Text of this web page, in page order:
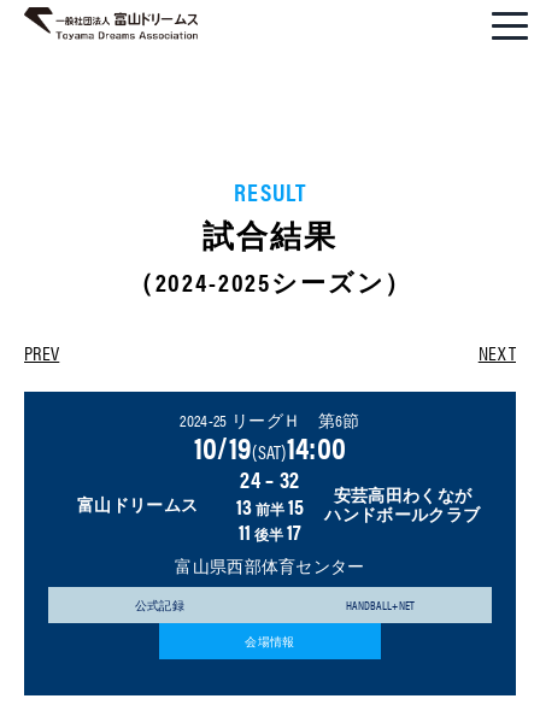
RESULT
試合結果
（2024-2025シーズン）
PREV NEXT
2024-25 リーグＨ 第6節
10/19(SAT)14:00
富山ドリームス
24 – 32
13前半15
11 後半17
安芸高田わくなが
ハンドボールクラブ
富山県西部体育センター
公式記録 HANDBALL+NET
会場情報